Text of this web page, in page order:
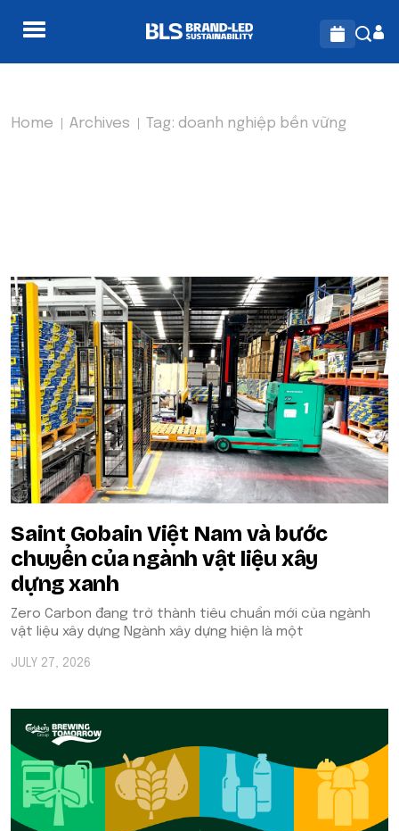
Home Archives Tag: doanh nghiệp bền vững
Saint Gobain Việt Nam và bước
chuyển của ngành vật liệu xây
dựng xanh
Zero Carbon đang trở thành tiêu chuẩn mới của ngành
vật liệu xây dựng Ngành xây dựng hiện là một
JULY 27, 2026